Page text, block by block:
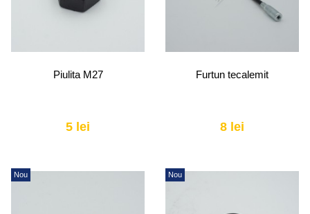
Piulita M27
5 lei
Furtun tecalemit
8 lei
Nou Nou